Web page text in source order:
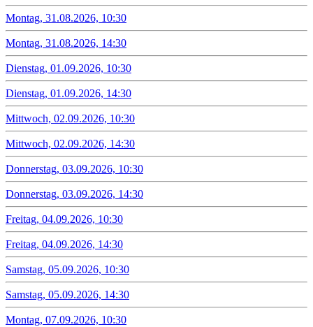
Montag, 31.08.2026, 10:30
Montag, 31.08.2026, 14:30
Dienstag, 01.09.2026, 10:30
Dienstag, 01.09.2026, 14:30
Mittwoch, 02.09.2026, 10:30
Mittwoch, 02.09.2026, 14:30
Donnerstag, 03.09.2026, 10:30
Donnerstag, 03.09.2026, 14:30
Freitag, 04.09.2026, 10:30
Freitag, 04.09.2026, 14:30
Samstag, 05.09.2026, 10:30
Samstag, 05.09.2026, 14:30
Montag, 07.09.2026, 10:30